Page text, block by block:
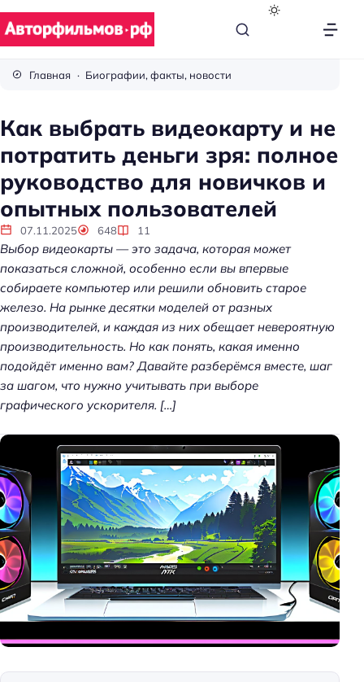
р
о
и
н
о
Главная Биографии, факты, новости
Как выбрать видеокарту и не
потратить деньги зря: полное
руководство для новичков и
опытных пользователей
07.11.2025 648 11
Выбор видеокарты — это задача, которая может
показаться сложной, особенно если вы впервые
собираете компьютер или решили обновить старое
железо. На рынке десятки моделей от разных
производителей, и каждая из них обещает невероятную
производительность. Но как понять, какая именно
подойдёт именно вам? Давайте разберёмся вместе, шаг
за шагом, что нужно учитывать при выборе
графического ускорителя. […]